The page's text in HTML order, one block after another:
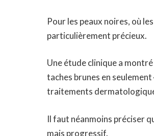
Pour les peaux noires, où
particulièrement précieux.
Une étude clinique a montré
taches brunes en
traitements
Il faut néanmoins préciser
mais progressif.